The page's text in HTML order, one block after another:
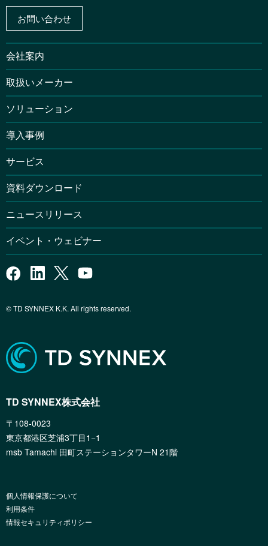
お問い合わせ
会社案内
取扱いメーカー
ソリューション
導入事例
サービス
資料ダウンロード
ニュースリリース
イベント・ウェビナー
© TD SYNNEX K.K. All rights reserved.
TD SYNNEX株式会社
〒108-0023
東京都港区芝浦3丁目1−1
msb Tamachi 田町ステーションタワーN 21階
個人情報保護について
利用条件
情報セキュリティポリシー